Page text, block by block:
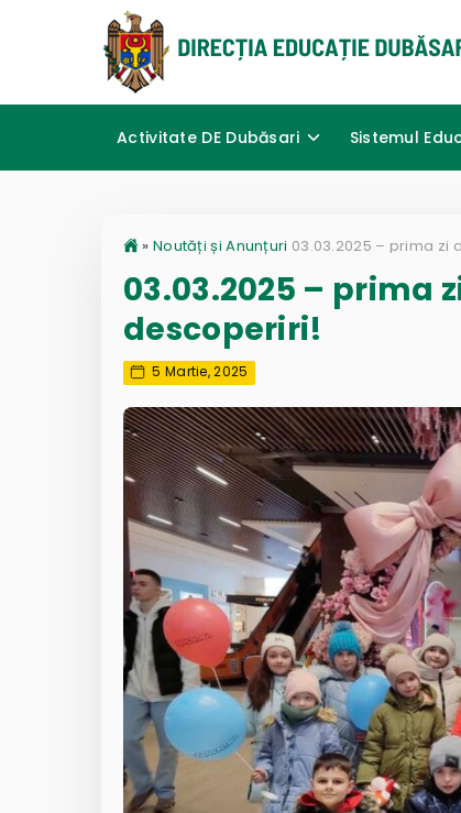
Activitate DE Dubăsari Sistemul
» Noutăți și Anunțuri
03.03.2025 – prima
descoperiri!
5 Martie, 2025